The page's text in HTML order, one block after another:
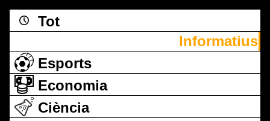
Tot
Informatius
Esports
Economia
Ciència